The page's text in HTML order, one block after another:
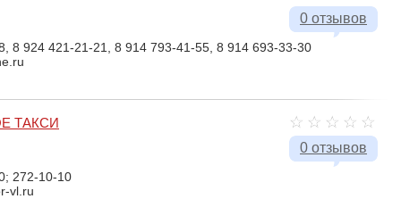
0 отзывов
8 924 421-21-21, 8 914 793-41-55, 8 914 693-33-30
0 отзывов
ТАКСИ
272-10-10
vl.ru